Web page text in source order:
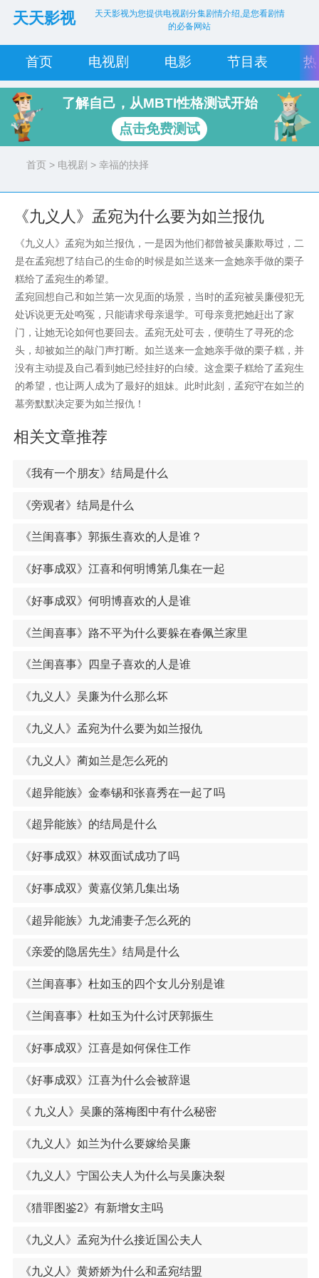
天天影视
天天影视为您提供电视剧分集剧情介绍,是您看剧情
的必备网站
首页 电视剧 电影 节目表
了解自己，从MBTI性格测试开始
点击免费测试
首页 > 电视剧 > 幸福的抉择
《九义人》孟宛为什么要为如兰报仇
《九义人》孟宛为如兰报仇，一是因为他们都曾被吴廉欺辱过，二
是在孟宛想了结自己的生命的时候是如兰送来一盒她亲手做的栗子
糕给了孟宛生的希望。
孟宛回想自己和如兰第一次见面的场景，当时的孟宛被吴廉侵犯无
处诉说更无处鸣冤，只能请求母亲退学。可母亲竟把她赶出了家
门，让她无论如何也要回去。孟宛无处可去，便萌生了寻死的念
头，却被如兰的敲门声打断。如兰送来一盒她亲手做的栗子糕，并
没有主动提及自己看到她已经挂好的白绫。这盒栗子糕给了孟宛生
的希望，也让两人成为了最好的姐妹。此时此刻，孟宛守在如兰的
墓旁默默决定要为如兰报仇！
相关文章推荐
《我有一个朋友》结局是什么
《旁观者》结局是什么
《兰闺喜事》郭振生喜欢的人是谁？
《好事成双》江喜和何明博第几集在一起
《好事成双》何明博喜欢的人是谁
《兰闺喜事》路不平为什么要躲在春佩兰家里
《兰闺喜事》四皇子喜欢的人是谁
《九义人》吴廉为什么那么坏
《九义人》孟宛为什么要为如兰报仇
《九义人》蔺如兰是怎么死的
《超异能族》金奉锡和张喜秀在一起了吗
《超异能族》的结局是什么
《好事成双》林双面试成功了吗
《好事成双》黄嘉仪第几集出场
《超异能族》九龙浦妻子怎么死的
《亲爱的隐居先生》结局是什么
《兰闺喜事》杜如玉的四个女儿分别是谁
《兰闺喜事》杜如玉为什么讨厌郭振生
《好事成双》江喜是如何保住工作
《好事成双》江喜为什么会被辞退
《 九义人》吴廉的落梅图中有什么秘密
《九义人》如兰为什么要嫁给吴廉
《九义人》宁国公夫人为什么与吴廉决裂
《猎罪图鉴2》有新增女主吗
《九义人》孟宛为什么接近国公夫人
《九义人》黄娇娇为什么和孟宛结盟